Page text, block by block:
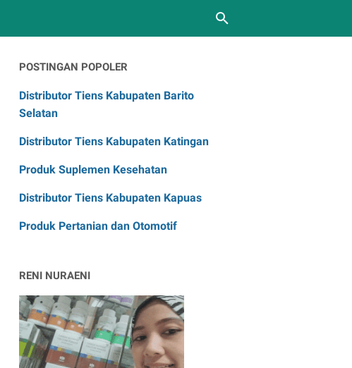
POSTINGAN POPOLER
Distributor Tiens Kabupaten Barito
Selatan
Distributor Tiens Kabupaten Katingan
Produk Suplemen Kesehatan
Distributor Tiens Kabupaten Kapuas
Produk Pertanian dan Otomotif
RENI NURAENI